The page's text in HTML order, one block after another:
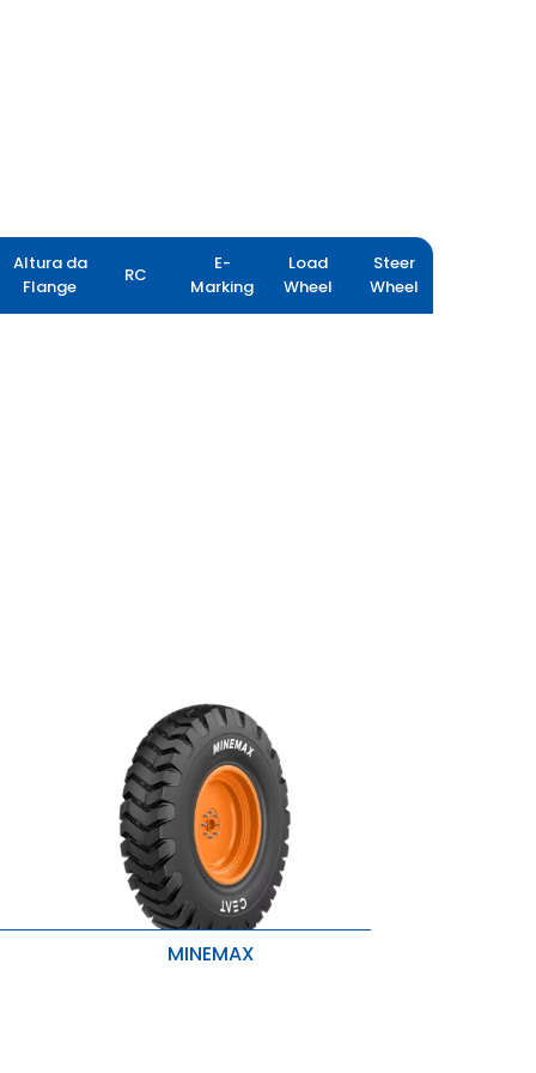
Altura da
Flange
RC
E-
Marking
Load
Wheel
Steer
Wheel
MINEMAX